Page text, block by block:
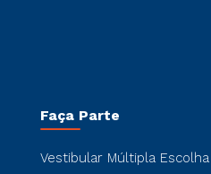
Faça Parte
Vestibular Múltipla Escolha